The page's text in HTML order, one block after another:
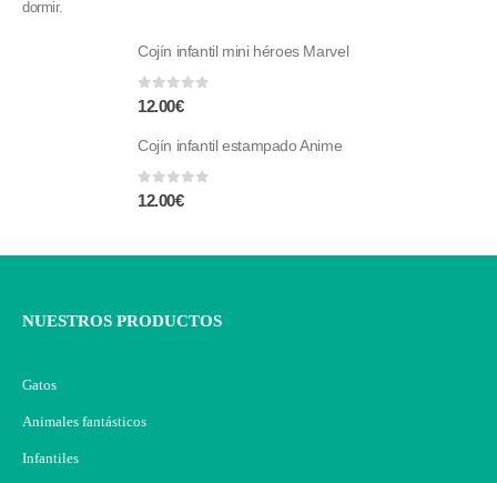
Cojín infantil mini héroes Marvel
0fuera de 5
12.00€
Cojín infantil estampado Anime
0fuera de 5
12.00€
NUESTROS PRODUCTOS
Gatos
Animales fantásticos
Infantiles